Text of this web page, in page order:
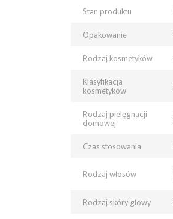
Stan produktu
Opakowanie
Rodzaj kosmetyków
Klasyfikacja
kosmetyków
Rodzaj pielęgnacji
domowej
Czas stosowania
Rodzaj włosów
Rodzaj skóry głowy